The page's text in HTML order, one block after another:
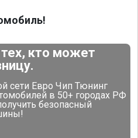
кто может
сети Евро Чип Тюнинг
в 50+ городах РФ
безопасный